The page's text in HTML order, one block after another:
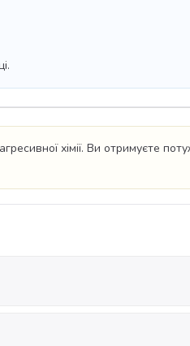
хімії. Ви отримуєте